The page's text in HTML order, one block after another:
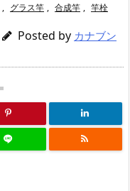
, グラス竿 , 合成竿 , 竿栓
Posted by カナブン